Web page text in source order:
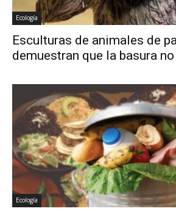
Ecología
Esculturas de animales de
demuestran que la basura
Ecología